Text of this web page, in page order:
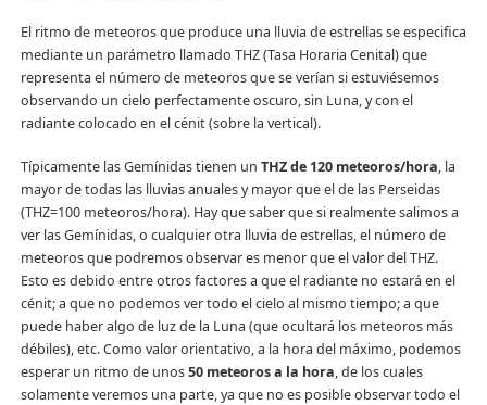
El ritmo de meteoros que produce una lluvia de estrellas se especifica
mediante un parámetro llamado THZ (Tasa Horaria Cenital) que
representa el número de meteoros que se verían si estuviésemos
observando un cielo perfectamente oscuro, sin Luna, y con el
radiante colocado en el cénit (sobre la vertical).
Típicamente las Gemínidas tienen un THZ de 120 meteoros/hora, la
mayor de todas las lluvias anuales y mayor que el de las Perseidas
(THZ=100 meteoros/hora). Hay que saber que si realmente salimos a
ver las Gemínidas, o cualquier otra lluvia de estrellas, el número de
meteoros que podremos observar es menor que el valor del THZ.
Esto es debido entre otros factores a que el radiante no estará en el
cénit; a que no podemos ver todo el cielo al mismo tiempo; a que
puede haber algo de luz de la Luna (que ocultará los meteoros más
débiles), etc. Como valor orientativo, a la hora del máximo, podemos
esperar un ritmo de unos50 meteoros a la hora, de los cuales
solamente veremos una parte, ya que no es posible observar todo el